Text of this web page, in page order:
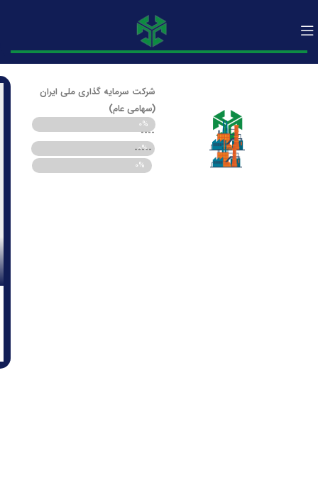
شرکت سرمایه گذاری ملی ایران
(سهامی عام)
درصد سهام
۰%
----
درصد سهام
۰%
-----
درصد فعلی
۰%